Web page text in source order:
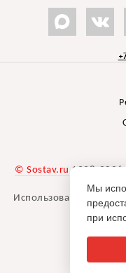
© Sostav.ru 1998-2026
Использование
Мы
при